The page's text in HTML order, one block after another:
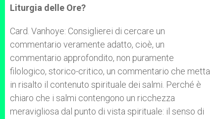
Liturgia delle Ore?
Card. Vanhoye: Consiglierei di cercare un
commentario veramente adatto, cioè, un
commentario approfondito, non puramente
filologico, storico-critico, un commentario che metta
in risalto il contenuto spirituale dei salmi. Perché è
chiaro che i salmi contengono un ricchezza
meravigliosa dal punto di vista spirituale: il senso di